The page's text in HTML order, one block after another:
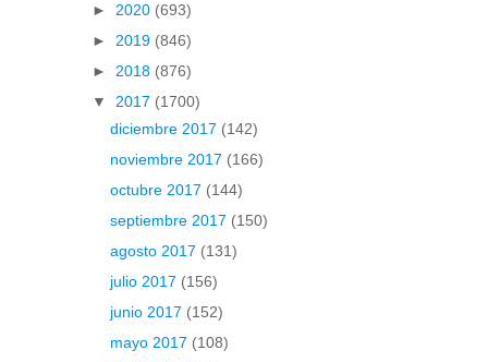
► 2020 (693)
► 2019 (846)
► 2018 (876)
▼ 2017 (1700)
diciembre 2017 (142)
noviembre 2017 (166)
octubre 2017 (144)
septiembre 2017 (150)
agosto 2017 (131)
julio 2017 (156)
junio 2017 (152)
mayo 2017 (108)